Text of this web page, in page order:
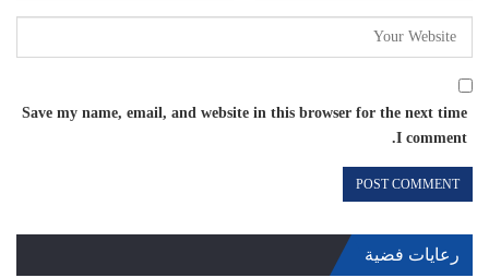
Save my name, email, and website in this browser for the next time
I comment.
رعايات فضية